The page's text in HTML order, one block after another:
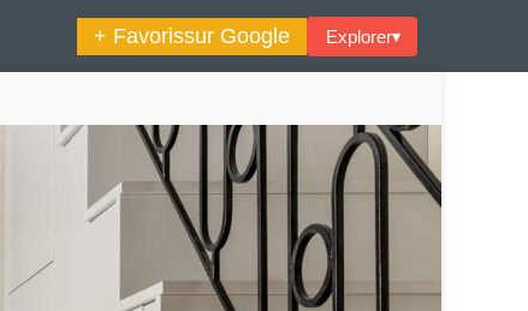
+ Favorissur Google Explorer▾
La Semaine Décoration Et Design
Les Trouvailles Déco Du Jour
Loft
La Déco Petite Surface
Piscine